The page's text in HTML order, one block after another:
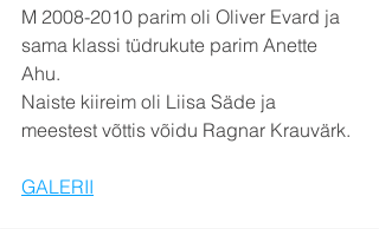
M 2008-2010 parim oli Oliver Evard ja
sama klassi tüdrukute parim Anette
Ahu.
Naiste kiireim oli Liisa Säde ja
meestest võttis võidu Ragnar Krauvärk.
GALERII